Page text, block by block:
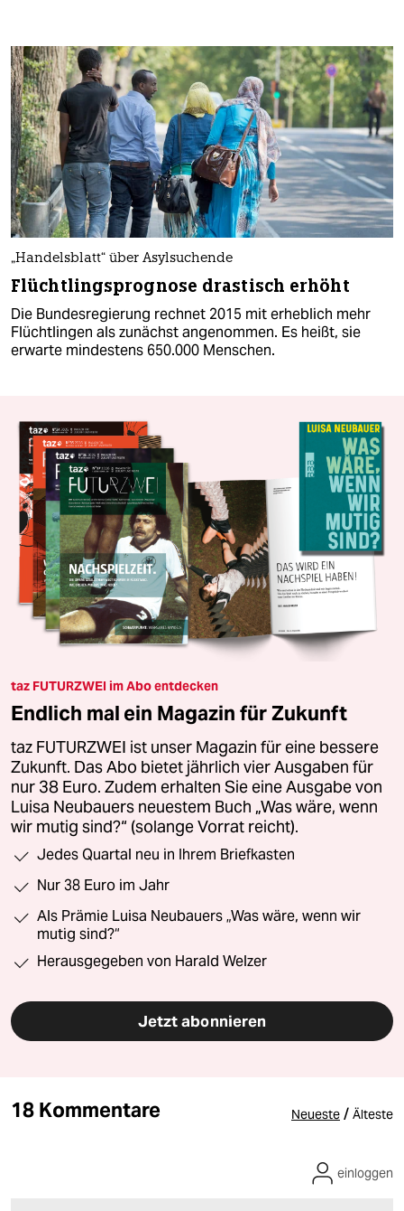
„Handelsblatt“ über Asylsuchende
Flüchtlingsprognose drastisch erhöht
Die Bundesregierung rechnet 2015 mit erheblich mehr
Flüchtlingen als zunächst angenommen. Es heißt, sie
erwarte mindestens 650.000 Menschen.
taz FUTURZWEI im Abo entdecken
Endlich mal ein Magazin für Zukunft
taz FUTURZWEI ist unser Magazin für eine bessere
Zukunft. Das Abo bietet jährlich vier Ausgaben für
nur 38 Euro. Zudem erhalten Sie eine Ausgabe von
Luisa Neubauers neuestem Buch „Was wäre, wenn
wir mutig sind?“ (solange Vorrat reicht).
Jedes Quartal neu in Ihrem Briefkasten
Nur 38 Euro im Jahr
Als Prämie Luisa Neubauers „Was wäre, wenn wir
mutig sind?“
Herausgegeben von Harald Welzer
Jetzt abonnieren
18 Kommentare Neueste / Älteste
einloggen